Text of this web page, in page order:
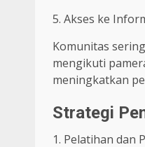
5. Akses ke
Komunitas
mengikuti
meningkatkan
Strategi
1. Pelatihan dan